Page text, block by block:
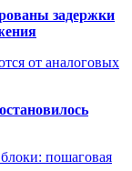
задержки
от аналоговых
пошаговая